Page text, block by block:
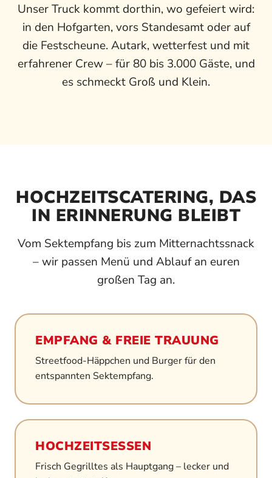
Unser Truck kommt dorthin, wo gefeiert wird:
in den Hofgarten, vors Standesamt oder auf
die Festscheune. Autark, wetterfest und mit
erfahrener Crew – für 80 bis 3.000 Gäste, und
es schmeckt Groß und Klein.
HOCHZEITSCATERING, DAS
IN ERINNERUNG BLEIBT
Vom Sektempfang bis zum Mitternachtssnack
– wir passen Menü und Ablauf an euren
großen Tag an.
EMPFANG & FREIE TRAUUNG
Streetfood-Häppchen und Burger für den
entspannten Sektempfang.
HOCHZEITSESSEN
Frisch Gegrilltes als Hauptgang – lecker und